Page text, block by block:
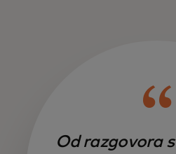
Od razgovora